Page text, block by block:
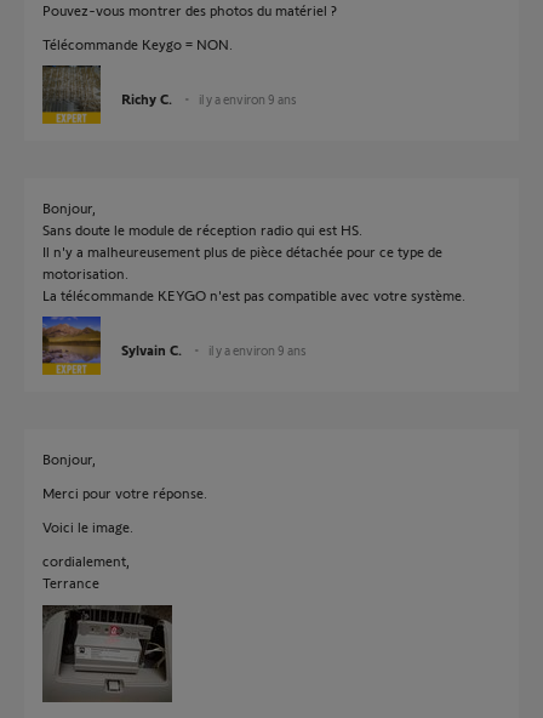
Pouvez-vous montrer des photos du matériel ?
Télécommande Keygo = NON.
Richy C. il y a environ 9 ans
Bonjour,
Sans doute le module de réception radio qui est HS.
Il n'y a malheureusement plus de pièce détachée pour ce type de
motorisation.
La télécommande KEYGO n'est pas compatible avec votre système.
Sylvain C. il y a environ 9 ans
Bonjour,
Merci pour votre réponse.
Voici le image.
cordialement,
Terrance